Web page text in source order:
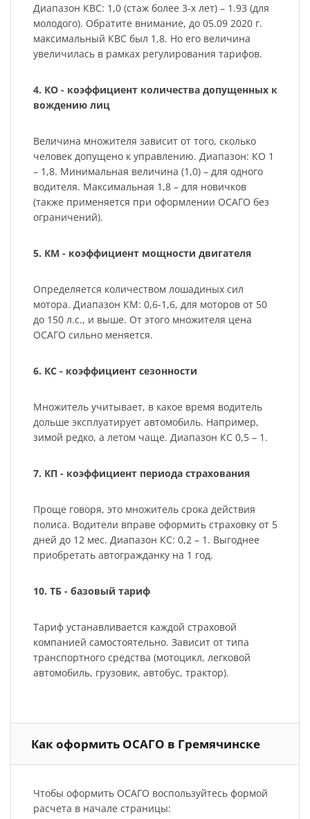
Диапазон КВС: 1,0 (стаж более 3-х лет) – 1.93 (для
молодого). Обратите внимание, до 05.09 2020 г.
максимальный КВС был 1,8. Но его величина
увеличилась в рамках регулирования тарифов.
4. КО - коэффициент количества допущенных к
вождению лиц
Величина множителя зависит от того, сколько
человек допущено к управлению. Диапазон: КО 1
– 1,8. Минимальная величина (1,0) – для одного
водителя. Максимальная 1,8 – для новичков
(также применяется при оформлении ОСАГО без
ограничений).
5. КМ - коэффициент мощности двигателя
Определяется количеством лошадиных сил
мотора. Диапазон КМ: 0,6-1,6, для моторов от 50
до 150 л.с., и выше. От этого множителя цена
ОСАГО сильно меняется.
6. КС - коэффициент сезонности
Множитель учитывает, в какое время водитель
дольше эксплуатирует автомобиль. Например,
зимой редко, а летом чаще. Диапазон КС 0,5 – 1.
7. КП - коэффициент периода страхования
Проще говоря, это множитель срока действия
полиса. Водители вправе оформить страховку от 5
дней до 12 мес. Диапазон КС: 0,2 – 1. Выгоднее
приобретать автогражданку на 1 год.
10. ТБ - базовый тариф
Тариф устанавливается каждой страховой
компанией самостоятельно. Зависит от типа
транспортного средства (мотоцикл, легковой
автомобиль, грузовик, автобус, трактор).
Как оформить ОСАГО в Гремячинске
Чтобы оформить ОСАГО воспользуйтесь формой
расчета в начале страницы: